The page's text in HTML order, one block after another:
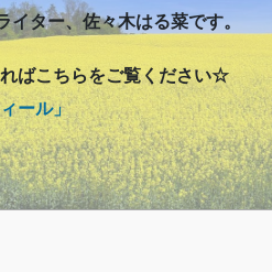
ター、佐々木はる菜です。
ばこちらをご覧ください☆
ール」